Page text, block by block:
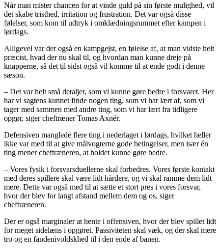
Når man mister chancen for at vinde guld på sin første mulighed, vil
det skabe tristhed, irritation og frustration. Det var også disse
følelser, som kom til udtryk i omklædningsrummet efter kampen i
lørdags.
Alligevel var der også en kampgejst, en følelse af, at man vidste helt
præcist, hvad der nu skal til, og hvordan man kunne dreje på
knapperne, så det til sidst også vil komme til at ende godt i denne
sæson.
– Det var helt små detaljer, som vi kunne gøre bedre i forsvaret. Her
har vi sagtens kunnet finde nogen ting, som vi har lært af, som vi
tager med sammen med andre ting, som vi har lært fra tidligere
opgør, siger cheftræner Tomas Axnér.
Defensiven manglede flere ting i nederlaget i lørdags, hvilket heller
ikke var med til at give målvogterne gode betingelser, men især én
ting mener cheftræneren, at holdet kunne gøre bedre.
– Vores fysik i forsvarsduellerne skal forbedres. Vores første kontakt
med deres spillere skal være lidt hårdere, og vi skal ramme dem lidt
mere. Dette var også med til at sætte et stort pres i vores forsvar,
hvor der blev for langt afstand mellem dem og os, siger
cheftræneren.
Der er også marginaler at hente i offensiven, hvor der blev spillet lidt
for meget sidelæns i opgøret. Passiviteten skal væk, og der skal mere
tro og en fandenivoldskhed til i den ende af banen.